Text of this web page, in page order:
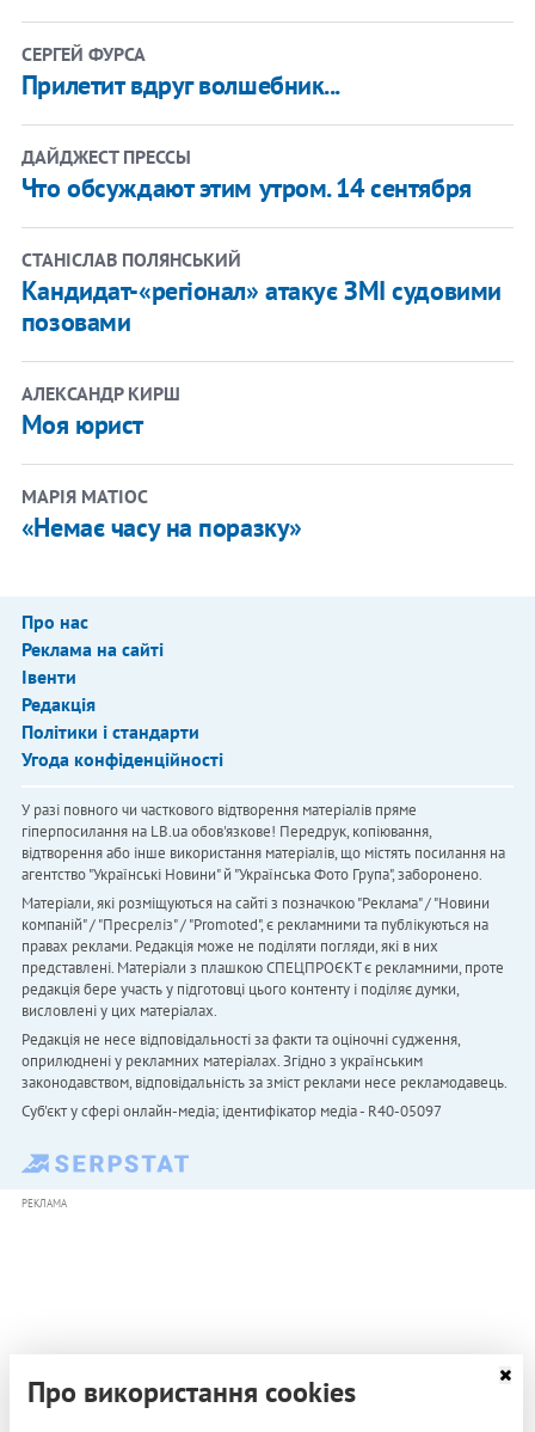
СЕРГЕЙ ФУРСА
Прилетит вдруг волшебник...
ДАЙДЖЕСТ ПРЕССЫ
Что обсуждают этим утром. 14 сентября
СТАНІСЛАВ ПОЛЯНСЬКИЙ
Кандидат-«регіонал» атакує ЗМІ судовими
позовами
АЛЕКСАНДР КИРШ
Моя юрист
МАРІЯ МАТІОС
«Немає часу на поразку»
Про нас
Реклама на сайті
Івенти
Редакція
Політики і стандарти
Угода конфіденційності
У разі повного чи часткового відтворення матеріалів пряме
гіперпосилання на LB.ua обов'язкове! Передрук, копіювання,
відтворення або інше використання матеріалів, що містять посилання на
агентство "Українськi Новини" й "Українська Фото Група", заборонено.
Матеріали, які розміщуються на сайті з позначкою "Реклама" / "Новини
компаній" / "Пресреліз" / "Promoted", є рекламними та публікуються на
правах реклами. Редакція може не поділяти погляди, які в них
представлені. Матеріали з плашкою СПЕЦПРОЄКТ є рекламними, проте
редакція бере участь у підготовці цього контенту і поділяє думки,
висловлені у цих матеріалах.
Редакція не несе відповідальності за факти та оціночні судження,
оприлюднені у рекламних матеріалах. Згідно з українським
законодавством, відповідальність за зміст реклами несе рекламодавець.
Cуб'єкт у сфері онлайн-медіа; ідентифікатор медіа - R40-05097
РЕКЛАМА
Про використання cookies